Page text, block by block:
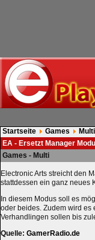
Startseite Games Multi
EA - Ersetzt Manager
Games - Multi
Electronic Arts streicht den
stattdessen ein ganz neues
In diesem Modus soll es
oder beides. Zudem wird es
Verhandlingen sollen bis
Quelle: GamerRadio.de